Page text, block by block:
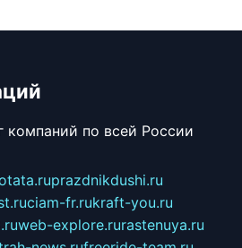
компаний по всей России
prazdnikdushi.ru
ciam-fr.rukraft-you.ru
web-explore.rurastenuya.ru